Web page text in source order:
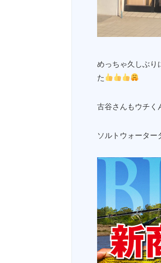
めっちゃ久しぶり
た
古谷さんもウチく
ソルトウォーター